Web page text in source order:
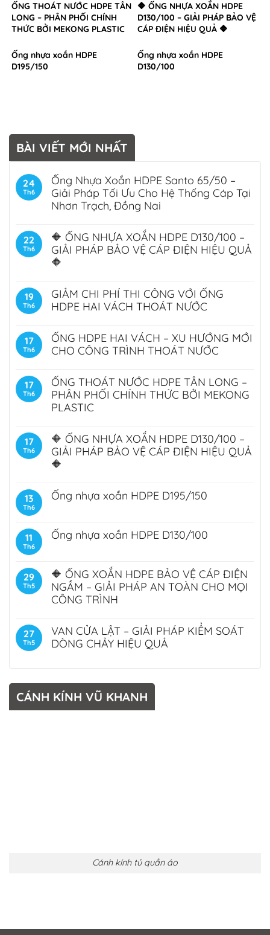
ỐNG THOÁT NƯỚC HDPE TÂN
LONG – PHÂN PHỐI CHÍNH
THỨC BỞI MEKONG PLASTIC
🔶 ỐNG NHỰA XOẮN HDPE
D130/100 – GIẢI PHÁP BẢO VỆ
CÁP ĐIỆN HIỆU QUẢ 🔶
Ống nhựa xoắn HDPE
D195/150
Ống nhựa xoắn HDPE
D130/100
BÀI VIẾT MỚI NHẤT
24
Th6
Ống Nhựa Xoắn HDPE Santo 65/50 –
Giải Pháp Tối Ưu Cho Hệ Thống Cáp Tại
Nhơn Trạch, Đồng Nai
22
Th6
🔶 ỐNG NHỰA XOẮN HDPE D130/100 –
GIẢI PHÁP BẢO VỆ CÁP ĐIỆN HIỆU QUẢ
🔶
19
Th6
GIẢM CHI PHÍ THI CÔNG VỚI ỐNG
HDPE HAI VÁCH THOÁT NƯỚC
17
Th6
ỐNG HDPE HAI VÁCH – XU HƯỚNG MỚI
CHO CÔNG TRÌNH THOÁT NƯỚC
17
Th6
ỐNG THOÁT NƯỚC HDPE TÂN LONG –
PHÂN PHỐI CHÍNH THỨC BỞI MEKONG
PLASTIC
17
Th6
🔶 ỐNG NHỰA XOẮN HDPE D130/100 –
GIẢI PHÁP BẢO VỆ CÁP ĐIỆN HIỆU QUẢ
🔶
13
Th6
Ống nhựa xoắn HDPE D195/150
11
Th6
Ống nhựa xoắn HDPE D130/100
29
Th5
🔶 ỐNG XOẮN HDPE BẢO VỆ CÁP ĐIỆN
NGẦM – GIẢI PHÁP AN TOÀN CHO MỌI
CÔNG TRÌNH
27
Th5
VAN CỬA LẬT – GIẢI PHÁP KIỂM SOÁT
DÒNG CHẢY HIỆU QUẢ
CÁNH KÍNH VŨ KHANH
Cánh kính tủ quần áo